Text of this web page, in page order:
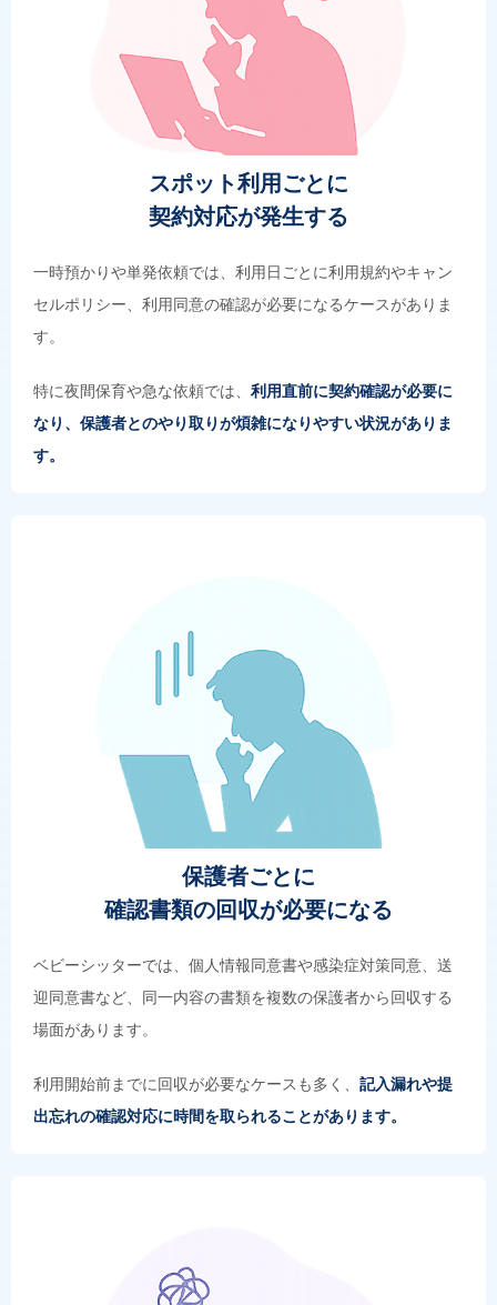
スポット利用ごとに
契約対応が発生する
一時預かりや単発依頼では、利用日ごとに利用規約やキャン
セルポリシー、利用同意の確認が必要になるケースがありま
す。
特に夜間保育や急な依頼では、 利用直前に契約確認が必要に
なり、保護者とのやり取りが煩雑になりやすい状況がありま
す。
保護者ごとに
確認書類の回収が必要になる
ベビーシッターでは、個人情報同意書や感染症対策同意、送
迎同意書など、同一内容の書類を複数の保護者から回収する
場面があります。
利用開始前までに回収が必要なケースも多く、 記入漏れや提
出忘れの確認対応に時間を取られることがあります。